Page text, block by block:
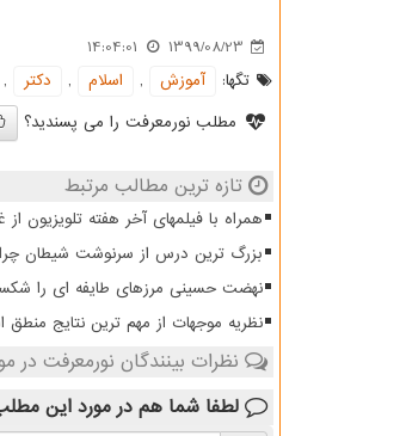
1399/08/23
14:04:01
تگها:
آموزش , اسلام , دكتر ,
مطلب نورمعرفت را می پسندید؟
تازه ترین مطالب مرتبط
همراه با فیلمهای آخر هفته تلویزیون
بزرگ ترین درس از سرنوشت شیطان
نهضت حسینی مرزهای طایفه ای را
نظریه موجهات از مهم ترین نتایج منطق
نظرات بینندگان نورمعرفت در
لطفا شما هم در مورد این